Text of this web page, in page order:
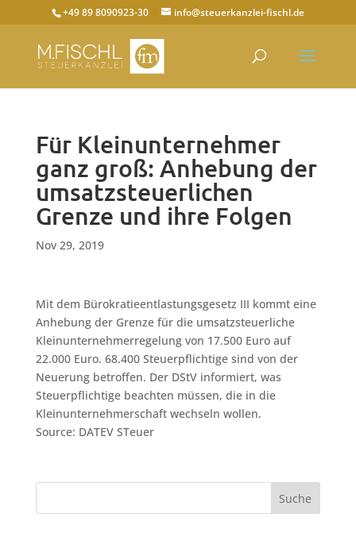
+49 89 8090923-30 info@steuerkanzlei-fischl.de
Für Kleinunternehmer
ganz groß: Anhebung der
umsatzsteuerlichen
Grenze und ihre Folgen
Nov 29, 2019
Mit dem Bürokratieentlastungsgesetz III kommt eine
Anhebung der Grenze für die umsatzsteuerliche
Kleinunternehmerregelung von 17.500 Euro auf
22.000 Euro. 68.400 Steuerpflichtige sind von der
Neuerung betroffen. Der DStV informiert, was
Steuerpflichtige beachten müssen, die in die
Kleinunternehmerschaft wechseln wollen.
Source: DATEV STeuer